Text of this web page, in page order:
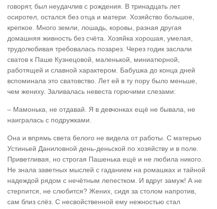
говорят, был неудачлив с рождения. В тринадцать лет
осиротел, остался без отца и матери. Хозяйство большое,
крепкое. Много земли, лошадь, коровы, разная другая
домашняя живность без счёта. Хозяйка хорошая, умелая,
трудолюбивая требовалась позарез. Через годик заслали
сватов к Паше Кузнецовой, маленькой, миниатюрной,
работящей и славной характером. Бабушка до конца дней
вспоминала это сватовство. Лет ей в ту пору было меньше,
чем жениху. Заливалась невеста горючими слезами:
– Мамонька, не отдавай. Я в девчонках ещё не бывала, не
наигралась с подружками.
Она и впрямь света белого не видела от работы. С матерью
Устиньей Даниловной день-деньской по хозяйству и в поле.
Приветливая, но строгая Пашенька ещё и не любила никого.
Не знала заветных мыслей с гаданием на ромашках и тайной
надеждой рядом с нечётным лепестком. И вдруг замуж! А не
стерпится, не слюбится? Жених, сидя за столом напротив,
сам близ слёз. С несвойственной ему нежностью стал